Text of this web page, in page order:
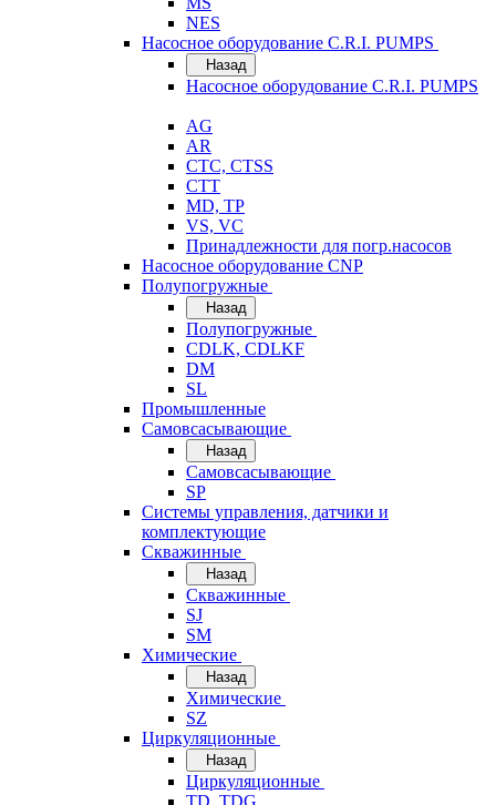
NES
Насосное оборудование C.R.I. PUMPS
Назад
Насосное оборудование C.R.I. PUMPS
AG
AR
CTC, CTSS
CTT
MD, TP
VS, VC
Принадлежности для погр.насосов
Насосное оборудование CNP
Полупогружные
Назад
Полупогружные
CDLK, CDLKF
DM
SL
Промышленные
Самовсасывающие
Назад
Самовсасывающие
SP
Системы управления, датчики и
комплектующие
Скважинные
Назад
Скважинные
SJ
SM
Химические
Назад
Химические
SZ
Циркуляционные
Назад
Циркуляционные
TD, TDG